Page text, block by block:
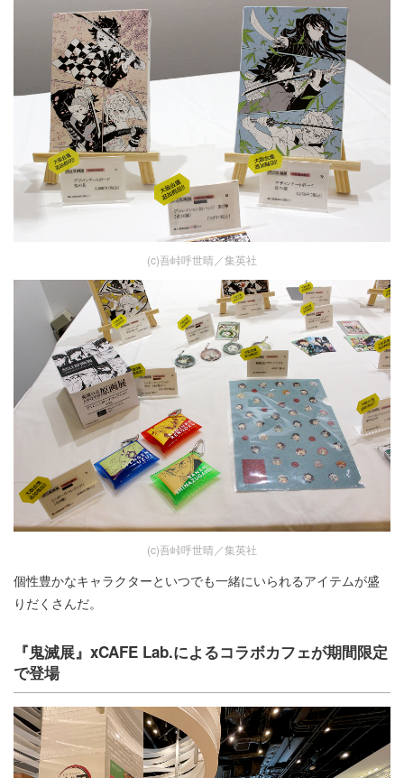
(c)吾峠呼世晴／集英社
(c)吾峠呼世晴／集英社
個性豊かなキャラクターといつでも一緒にいられるアイテムが盛
りだくさんだ。
『鬼滅展』xCAFE Lab.によるコラボカフェが期間限定
で登場